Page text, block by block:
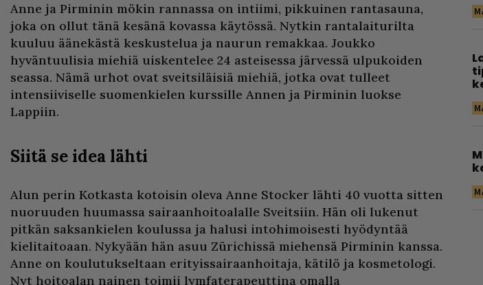
Anne ja Pirminin mökin rannassa on intiimi, pikkuinen rantasauna,
joka on ollut tänä kesänä kovassa käytössä. Nytkin rantalaiturilta
kuuluu äänekästä keskustelua ja naurun remakkaa. Joukko
hyväntuulisia miehiä uiskentelee 24 asteisessa järvessä ulpukoiden
seassa. Nämä urhot ovat sveitsiläisiä miehiä, jotka ovat tulleet
intensiiviselle suomenkielen kurssille Annen ja Pirminin luokse
Lappiin.
Siitä se idea lähti
Alun perin Kotkasta kotoisin oleva Anne Stocker lähti 40 vuotta sitten
nuoruuden huumassa sairaanhoitoalalle Sveitsiin. Hän oli lukenut
pitkän saksankielen koulussa ja halusi intohimoisesti hyödyntää
kielitaitoaan. Nykyään hän asuu Zürichissä miehensä Pirminin kanssa.
Anne on koulutukseltaan erityissairaanhoitaja, kätilö ja kosmetologi.
Nyt hoitoalan nainen toimii lymfaterapeuttina omalla